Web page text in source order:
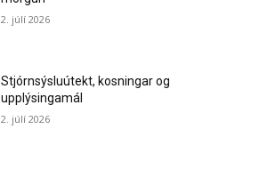
2. júlí 2026
Stjórnsýsluútekt, kosningar og
upplýsingamál
2. júlí 2026